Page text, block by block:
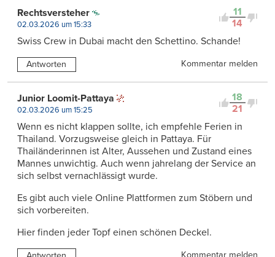
11
14
Rechtsversteher
02.03.2026 um 15:33
Swiss Crew in Dubai macht den Schettino. Schande!
Antworten Kommentar melden
18
21
Junior Loomit-Pattaya
02.03.2026 um 15:25
Wenn es nicht klappen sollte, ich empfehle Ferien in
Thailand. Vorzugsweise gleich in Pattaya. Für
Thailänderinnen ist Alter, Aussehen und Zustand eines
Mannes unwichtig. Auch wenn jahrelang der Service an
sich selbst vernachlässigt wurde.
Es gibt auch viele Online Plattformen zum Stöbern und
sich vorbereiten.
Hier finden jeder Topf einen schönen Deckel.